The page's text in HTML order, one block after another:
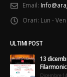
Telefono: +39
Email:
ULTIMI POST
13